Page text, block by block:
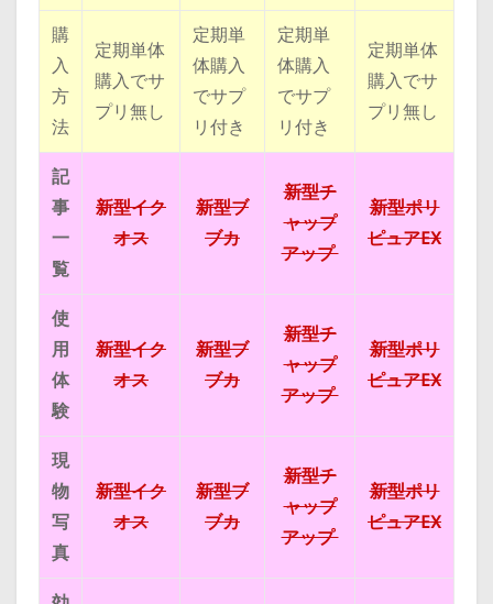
購
入
方
法
定期単体
購入でサ
プリ無し
定期単
体購入
でサプ
リ付き
定期単
体購入
でサプ
リ付き
定期単体
購入でサ
プリ無し
記
事
一
覧
新型イク
オス
新型ブ
ブカ
新型チ
ャップ
アップ
新型ポリ
ピュアEX
使
用
体
験
新型イク
オス
新型ブ
ブカ
新型チ
ャップ
アップ
新型ポリ
ピュアEX
現
物
写
真
新型イク
オス
新型ブ
ブカ
新型チ
ャップ
アップ
新型ポリ
ピュアEX